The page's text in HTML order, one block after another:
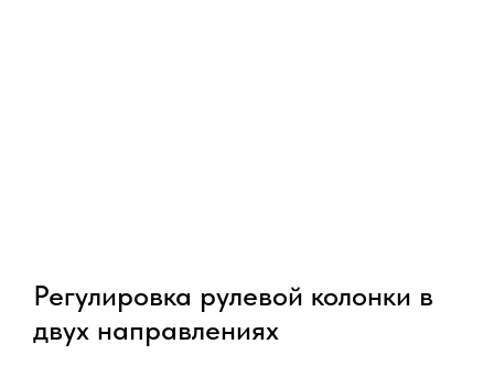
Регулировка рулевой колонки в
двух направлениях